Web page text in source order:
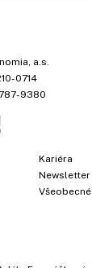
a.s.
0714
9380
Kariéra
Newsletter